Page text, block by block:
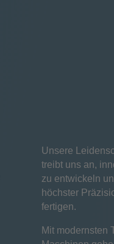
Unsere
treibt uns an,
zu entwickeln
höchster
fertigen.
Mit modernsten